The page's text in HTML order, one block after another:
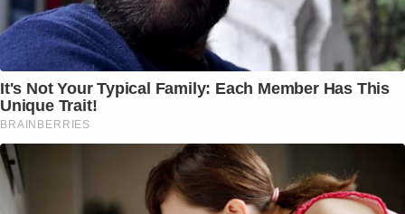
It's Not Your Typical Family: Each Member Has This
Unique Trait!
BRAINBERRIES